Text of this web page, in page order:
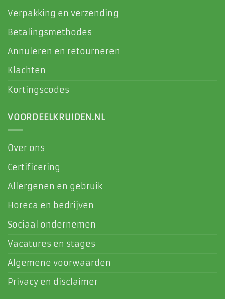
Verpakking en verzending
Betalingsmethodes
Annuleren en retourneren
Klachten
Kortingscodes
VOORDEELKRUIDEN.NL
Over ons
Certificering
Allergenen en gebruik
Horeca en bedrijven
Sociaal ondernemen
Vacatures en stages
Algemene voorwaarden
Privacy en disclaimer